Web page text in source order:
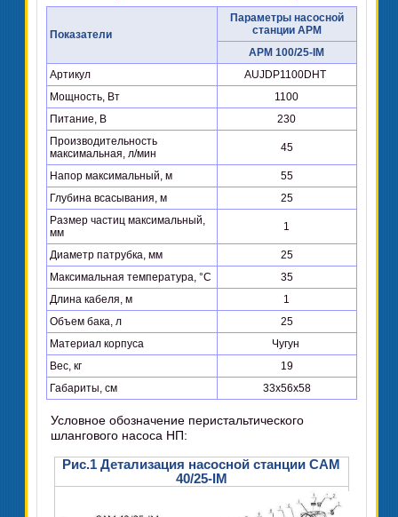
Показатели
Параметры насосной
станции APM
APM 100/25-IM
Артикул
AUJDP1100DHT
Мощность, Вт
1100
Питание, В
230
Производительность
максимальная, л/мин
45
Напор максимальный, м
55
Глубина всасывания, м
25
Размер частиц максимальный,
мм
1
Диаметр патрубка, мм
25
Максимальная температура, °C
35
Длина кабеля, м
1
Объем бака, л
25
Материал корпуса
Чугун
Вес, кг
19
Габариты, см
33x56x58
Условное обозначение перистальтического
шлангового насоса НП:
Рис.1 Детализация насосной станции CAM
40/25-IM